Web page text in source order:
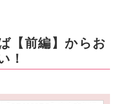
【前編】からお
！